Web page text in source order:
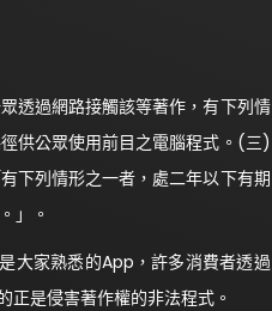
透過網路接觸該等著作，有下列情
供公眾使用前目之電腦程式。(三)
下列情形之一者，處二年以下有期
」。
大家熟悉的App，許多消費者透過
是侵害著作權的非法程式。